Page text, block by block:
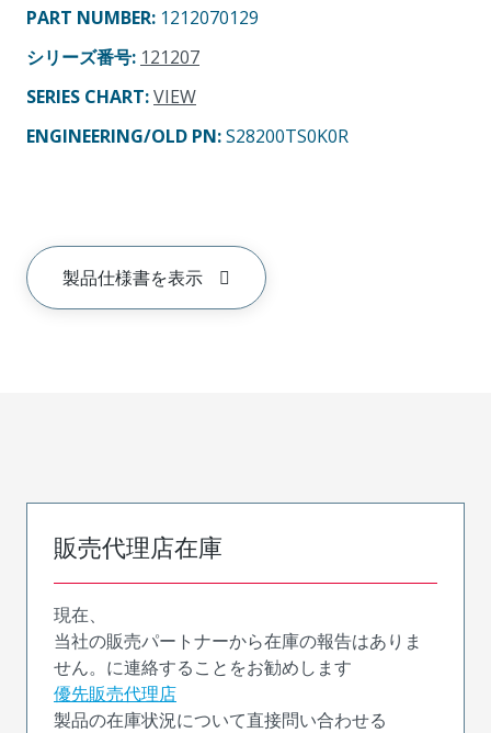
PART NUMBER: 1212070129
シリーズ番号: 121207
SERIES CHART:VIEW
ENGINEERING/OLD PN:S28200TS0K0R
製品仕様書を表示
販売代理店在庫
現在、
当社の販売パートナーから在庫の報告はありま
せん。に連絡することをお勧めします
優先販売代理店
製品の在庫状況について直接問い合わせる